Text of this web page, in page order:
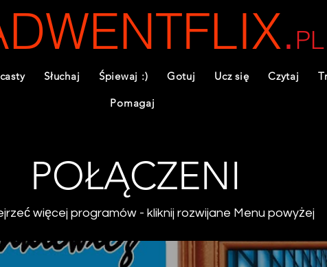
. PL
Słuchaj Śpiewaj :) Gotuj Ucz się Czytaj
Pomagaj
POŁĄCZENI
więcej programów - kliknij rozwijane Menu powyżej